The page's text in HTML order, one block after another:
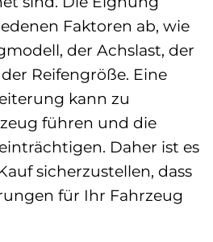
Faktoren ab, wie
der Achslast, der
Reifengröße. Eine
kann zu
führen und die
Daher ist es
sicherzustellen, dass
für Ihr Fahrzeug